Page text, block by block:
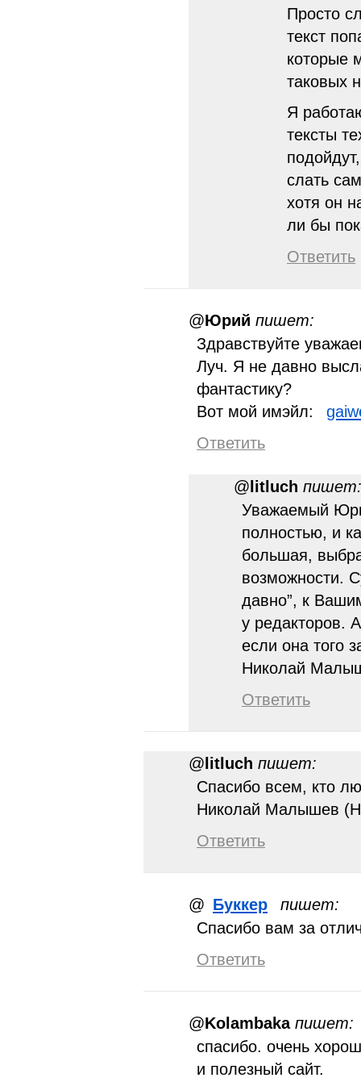
Просто
текст
которые
таковых
Я
тексты
слать
хотя он
ли бы
Ответить
@Юрий пишет:
Здравствуйте
Луч. Я не давно
фантастику?
Вот мой имэйл:
Ответить
@ litluch пишет:
Уважаемый
полностью, и
большая,
возможности.
давно”, к
у редакторов.
если она того
Николай
Ответить
@ litluch пишет:
Спасибо всем, кто
Николай Малышев
Ответить
@ Буккер
пишет:
Спасибо вам за
Ответить
@Kolambaka пишет:
спасибо. очень
и полезный сайт.